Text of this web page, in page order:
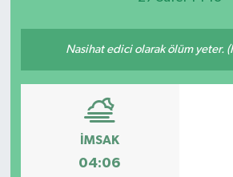
Nasihat edici olarak ölüm yeter.
İMSAK
04:06